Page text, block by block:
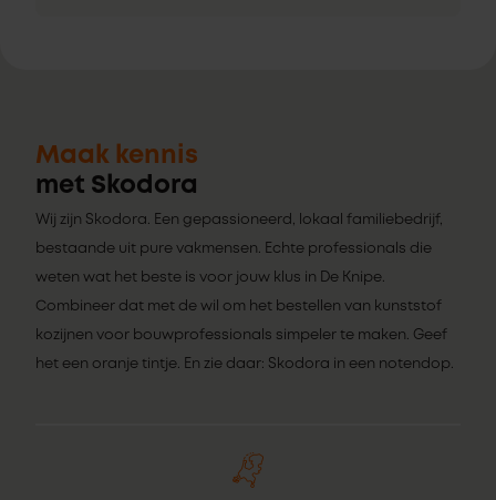
Maak kennis
met Skodora
Wij zijn Skodora. Een gepassioneerd, lokaal familiebedrijf,
bestaande uit pure vakmensen. Echte professionals die
weten wat het beste is voor jouw klus in De Knipe.
Combineer dat met de wil om het bestellen van kunststof
kozijnen voor bouwprofessionals simpeler te maken. Geef
het een oranje tintje. En zie daar: Skodora in een notendop.